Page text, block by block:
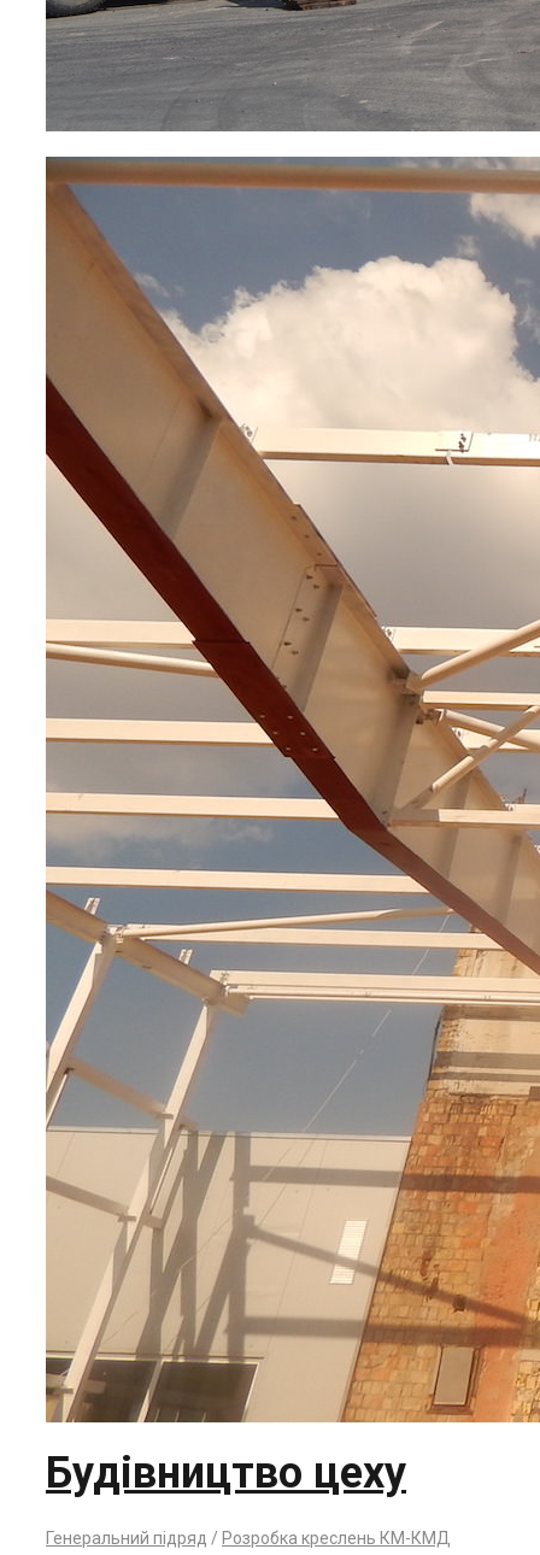
Будівництво цеху
Генеральний підряд / Розробка креслень КМ-КМД